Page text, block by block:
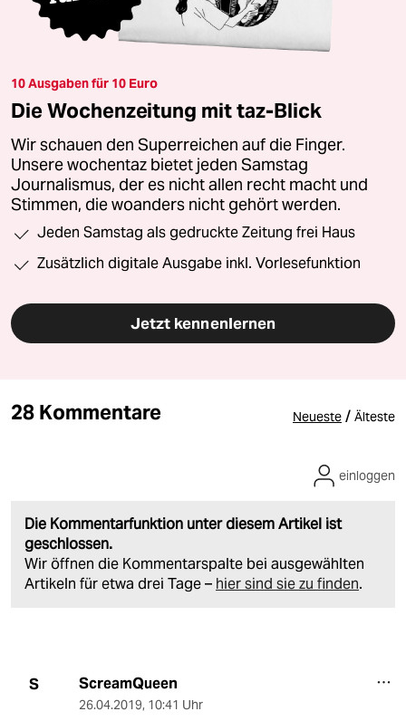
10 Ausgaben für 10 Euro
Die Wochenzeitung mit taz-Blick
Wir schauen den Superreichen auf die Finger.
Unsere wochentaz bietet jeden Samstag
Journalismus, der es nicht allen recht macht und
Stimmen, die woanders nicht gehört werden.
Jeden Samstag als gedruckte Zeitung frei Haus
Zusätzlich digitale Ausgabe inkl. Vorlesefunktion
Jetzt kennenlernen
28 Kommentare Neueste / Älteste
Die Kommentarfunktion unter diesem Artikel ist
geschlossen.
Wir öffnen die Kommentarspalte bei ausgewählten
Artikeln für etwa drei Tage – hier sind sie zu finden.
einloggen
S ScreamQueen
26.04.2019, 10:41 Uhr